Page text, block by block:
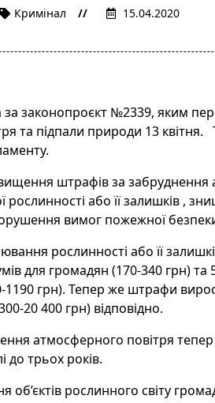
Кримінал 15.04.2020
законопроєкт №2339, яким
та підпали природи 13 квітня.
штрафів за забруднення
рослинності або її залишків ,
вимог пожежної
рослинності або її
для громадян (170-340 грн)
1190 грн). Тепер же штрафи
20 400 грн) відповідно.
атмосферного повітря
до трьох років.
рослинного світу